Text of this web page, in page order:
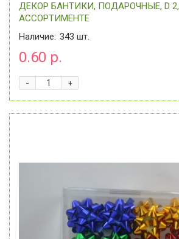
ДЕКОР БАНТИКИ, ПОДАРОЧНЫЕ, D
АССОРТИМЕНТЕ
Наличие: 343 шт.
0.60 р.
+
-